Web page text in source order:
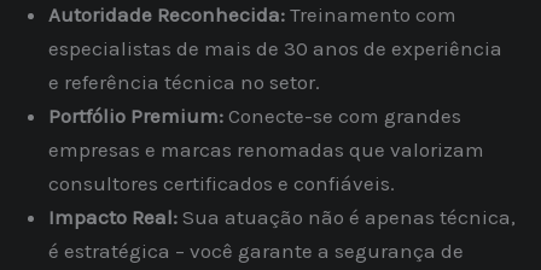
Autoridade Reconhecida: Treinamento com
especialistas de mais de 30 anos de experiência
e referência técnica no setor.
Portfólio Premium: Conecte-se com grandes
empresas e marcas renomadas que valorizam
consultores certificados e confiáveis.
Impacto Real: Sua atuação não é apenas técnica,
é estratégica – você garante a segurança de